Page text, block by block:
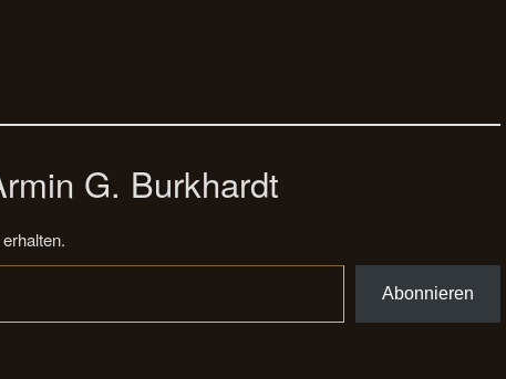
G. Burkhardt
Abonnieren